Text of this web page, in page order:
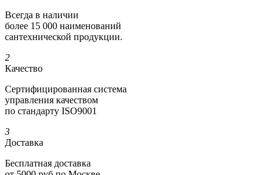
Всегда в наличии
более 15 000 наименований
сантехнической продукции.
2
Качество
Сертифициро­ванная система
управления качеством
по стандарту ISO9001
3
Доставка
Бесплатная доставка